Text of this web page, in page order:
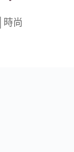
時尚